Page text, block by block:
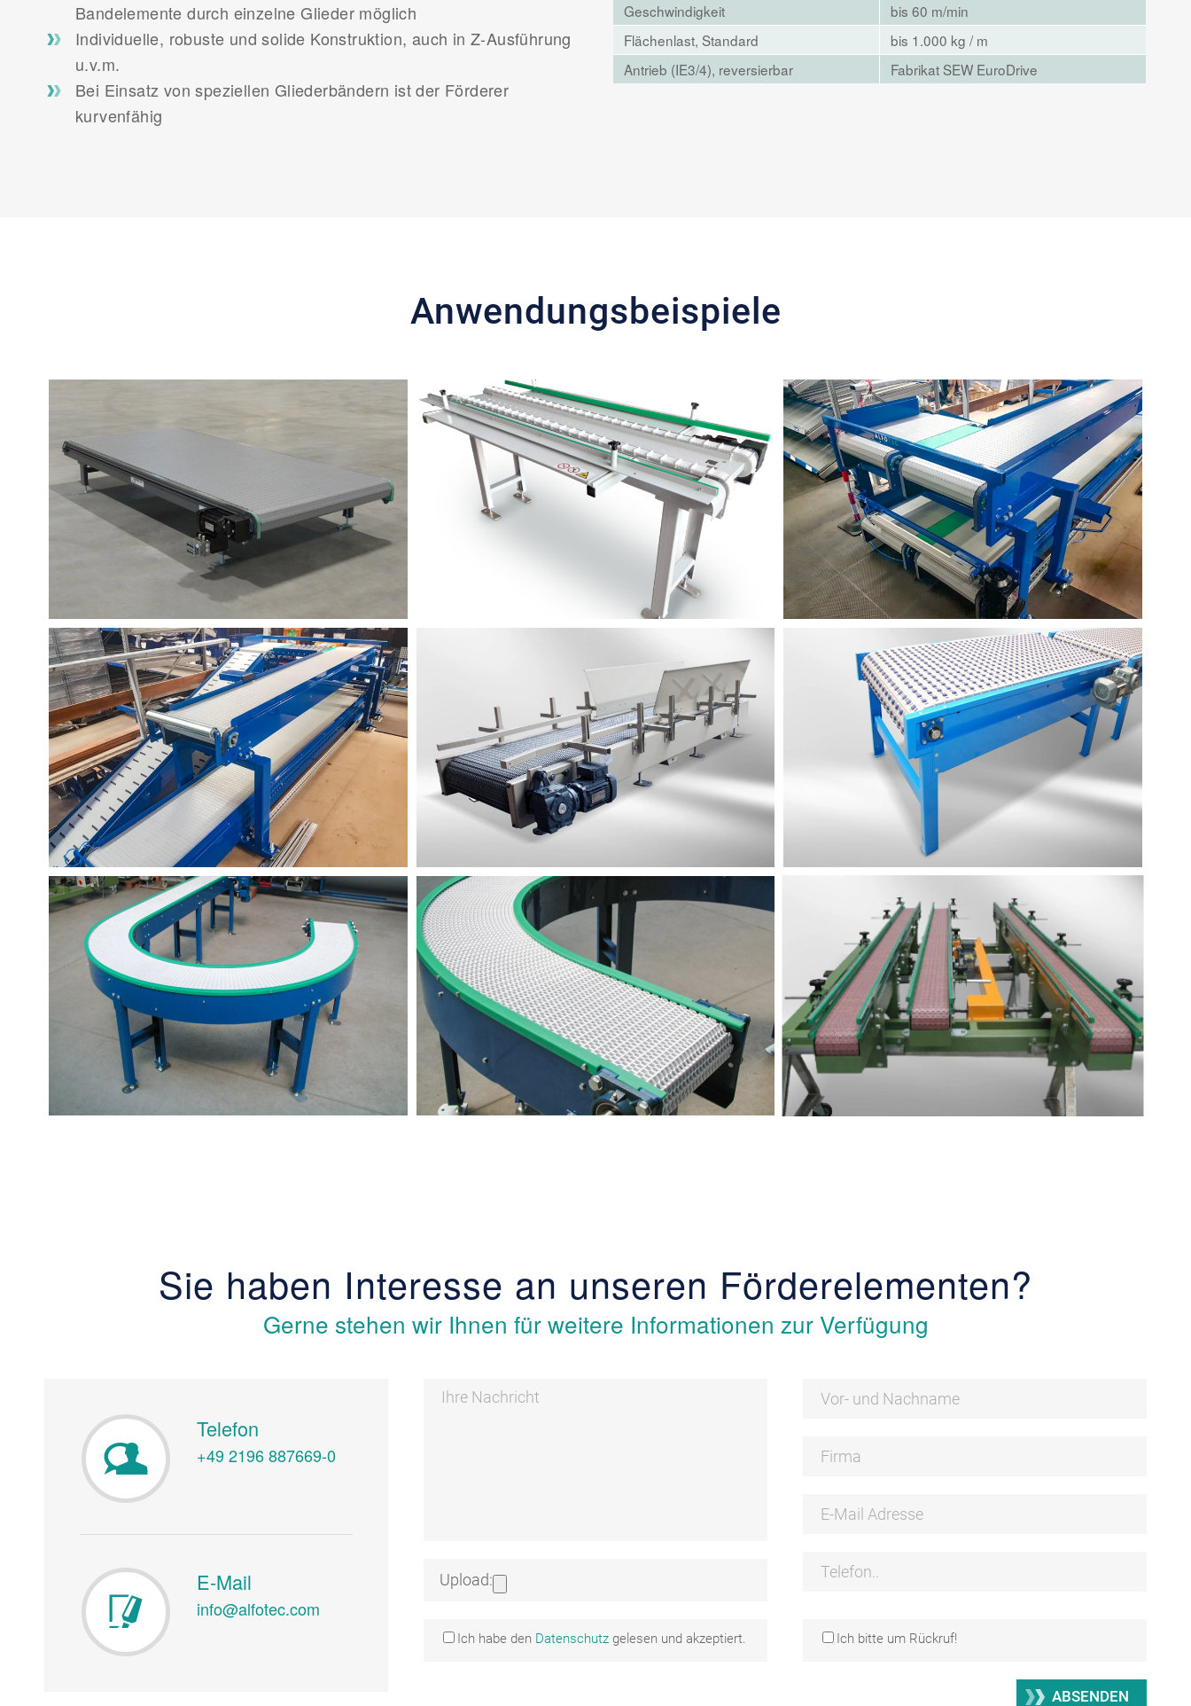
Bandelemente durch einzelne Glieder möglich
Individuelle, robuste und solide Konstruktion, auch in Z-Ausführung
u.v.m.
Bei Einsatz von speziellen Gliederbändern ist der Förderer
kurvenfähig
Geschwindigkeit
bis 60 m/min
Flächenlast, Standard
bis 1.000 kg / m
Antrieb (IE3/4), reversierbar
Fabrikat SEW EuroDrive
Anwendungs­beispiele
Sie haben Interesse an unseren Förderelementen?
Gerne stehen wir Ihnen für weitere Informationen zur Verfügung
Telefon
+49 2196 887669-0
E-Mail
info@alfotec.com
Upload:
Ich habe den Datenschutzgelesen und akzeptiert. Ich bitte um Rückruf!